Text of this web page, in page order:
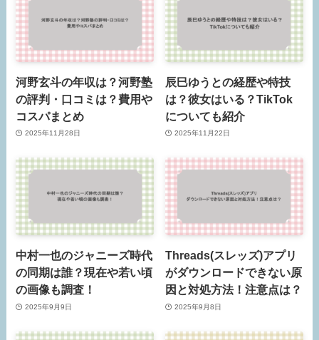
河野玄斗の年収は？河野塾
の評判・口コミは？費用や
コスパまとめ
2025年11月28日
辰巳ゆうとの経歴や特技
は？彼女はいる？TikTok
についても紹介
2025年11月22日
中村一也のジャニーズ時代
の同期は誰？現在や若い頃
の画像も調査！
2025年9月9日
Threads(スレッズ)アプリ
がダウンロードできない原
因と対処方法！注意点は？
2025年9月8日